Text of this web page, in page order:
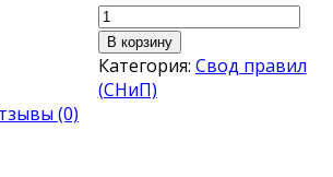
Количество
товара
СП
506.1311500.2021
В корзину
Категория: Свод правил
(СНиП)
(0)